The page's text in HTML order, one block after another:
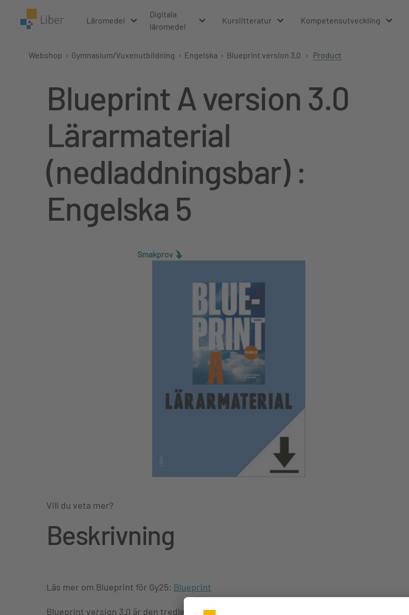
Läromedel
Digitala
läromedel
Kurslitteratur Kompetensutveckling
Webshop › Gymnasium/Vuxenutbildning › Engelska › Blueprint version 3.0 › Product
Blueprint A version 3.0
Lärarmaterial
(nedladdningsbar) :
Engelska 5
Smakprov
Vill du veta mer?
Beskrivning
Läs mer om Blueprint för Gy25: Blueprint
Blueprint version 3.0 är den tredje upplagan av Blueprint-serien. Lärarmaterialet, som